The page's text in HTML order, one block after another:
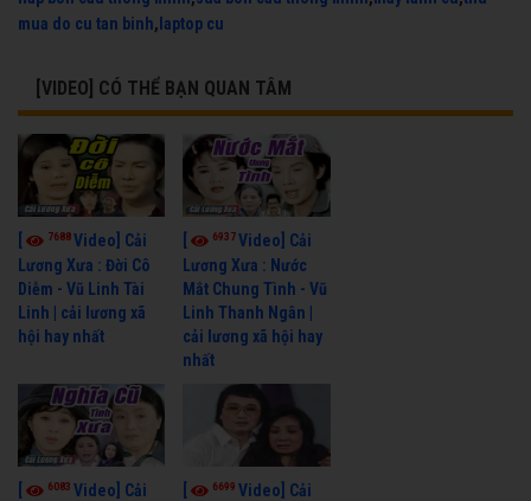
mua do cu tan binh, laptop cu
[VIDEO] CÓ THỂ BẠN QUAN TÂM
7688Video] Cải
Lương Xưa : Đời Cô
Diễm - Vũ Linh Tài
Linh | cải lương xã
hội hay nhất
6937Video] Cải
Lương Xưa : Nước
Mắt Chung Tình - Vũ
Linh Thanh Ngân |
cải lương xã hội hay
nhất
6083 Video] Cải
6699Video] Cải